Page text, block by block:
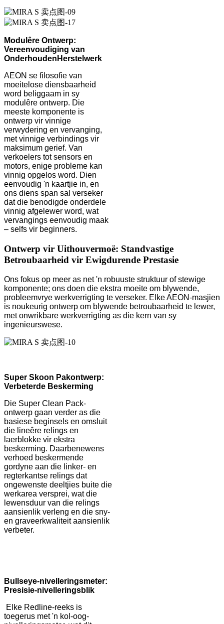
Modulêre Ontwerp:
Vereenvoudiging van
Onderhouden Herstelwerk
AEON se filosofie van
moeitelose diensbaarheid
word beliggaam in sy
modulêre ontwerp. Die
meeste komponente is
ontwerp vir vinnige
verwydering en vervanging,
met vinnige verbindings vir
maksimum gerief. Van
verkoelers tot sensors en
motors, enige probleme kan
vinnig opgelos word. Dien
eenvoudig 'n kaartjie in, en
ons diens span sal verseker
dat die benodigde onderdele
vinnig afgelewer word, wat
vervangings eenvoudig maak
– selfs vir beginners.
Ontwerp vir Uithouvermoë: Standvastige
Betroubaarheid vir Ewigdurende Prestasie
Ons fokus op meer as net 'n robuuste struktuur of stewige
komponente; ons doen die ekstra moeite om blywende,
probleemvrye werkverrigting te verseker. Elke AEON-masjien
is noukeurig ontwerp om blywende betroubaarheid te lewer,
met onwrikbare werkverrigting as die kern van sy
ingenieurswese.
Super Skoon Pakontwerp:
Verbeterde Beskerming
Die Super Clean Pack-
ontwerp gaan verder as die
basiese beginsels en omsluit
die lineêre relings en
laerblokke vir ekstra
beskerming. Daarbenewens
verhoed beskermende
gordyne aan die linker- en
regterkantse relings dat
ongewenste deeltjies buite die
werkarea versprei, wat die
lewensduur van die relings
aansienlik verleng en die sny-
en graveerkwaliteit aansienlik
verbeter.
Bullseye-nivelleringsmeter:
Presisie-nivelleringsblik
Elke Redline-reeks is
toegerus met 'n kol-oog-